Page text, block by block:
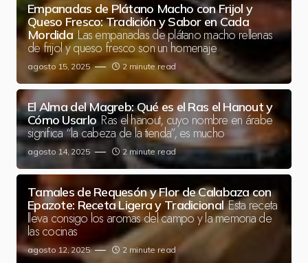
Empanadas de Plátano Macho con Frijol y
Queso Fresco: Tradición y Sabor en Cada
Mordida Las empanadas de plátano macho rellenas
de frijol y queso fresco son un homenaje
agosto 15, 2025 2 minute read
El Alma del Magreb: Qué es el Ras el Hanout y
Cómo Usarlo Ras el hanout, cuyo nombre en árabe
significa “la cabeza de la tienda”, es mucho
agosto 14, 2025 2 minute read
Tamales de Requesón y Flor de Calabaza con
Epazote: Receta Ligera y Tradicional Esta receta
lleva consigo los aromas del campo y la memoria de
las cocinas
agosto 12, 2025 2 minute read